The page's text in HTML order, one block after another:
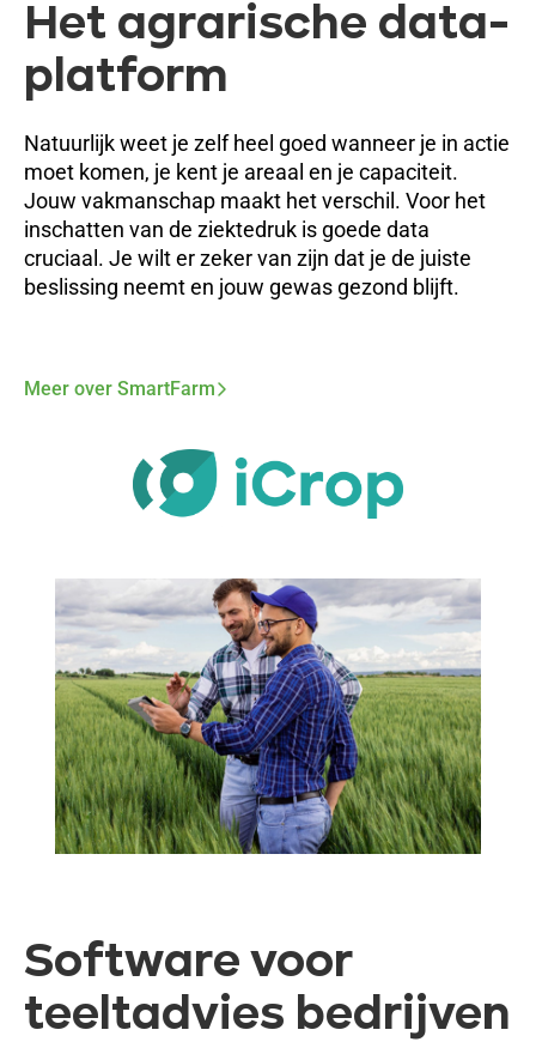
Het agrarische data-
platform
Natuurlijk weet je zelf heel goed wanneer je in actie
moet komen, je kent je areaal en je capaciteit.
Jouw vakmanschap maakt het verschil. Voor het
inschatten van de ziektedruk is goede data
cruciaal. Je wilt er zeker van zijn dat je de juiste
beslissing neemt en jouw gewas gezond blijft.
Meer over SmartFarm
Software voor
teeltadvies bedrijven